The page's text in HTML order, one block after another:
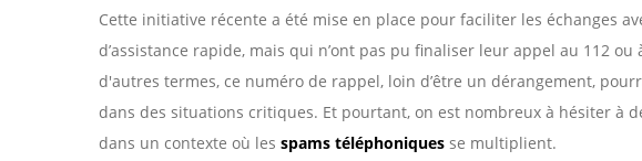
Cette initiative récente a été mise en place pour faciliter les échanges
d’assistance rapide, mais qui n’ont pas pu finaliser leur appel au 112
d'autres termes, ce numéro de rappel, loin d’être un dérangement,
dans des situations critiques. Et pourtant, on est nombreux à hésiter à
dans un contexte où les spams téléphoniques se multiplient.